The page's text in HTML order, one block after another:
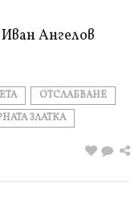
Ангелов
ОТСЛАБВАНЕ
ЗЛАТКА